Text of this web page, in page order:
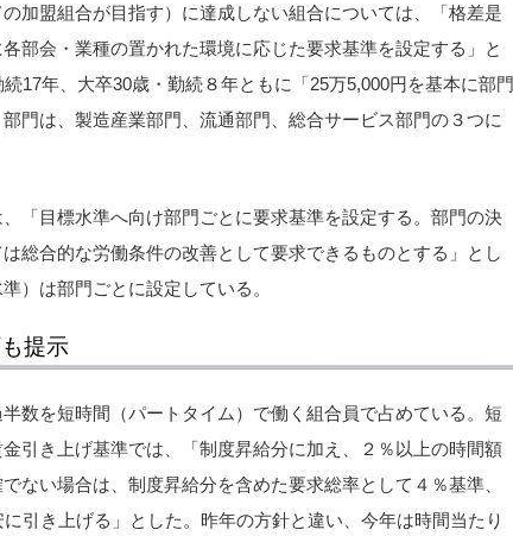
加盟組合が目指す）に達成しない組合については、「格差是
部会・業種の置かれた環境に応じた要求基準を設定する」と
17年、大卒30歳・勤続８年ともに「25万5,000円を基本に部門
門は、製造産業部門、流通部門、総合サービス部門の３つに
「目標水準へ向け部門ごとに要求基準を設定する。部門の決
総合的な労働条件の改善として要求できるものとする」とし
）は部門ごとに設定している。
提示
数を短時間（パートタイム）で働く組合員で占めている。短
引き上げ基準では、「制度昇給分に加え、２％以上の時間額
ない場合は、制度昇給分を含めた要求総率として４％基準、
引き上げる」とした。昨年の方針と違い、今年は時間当たり